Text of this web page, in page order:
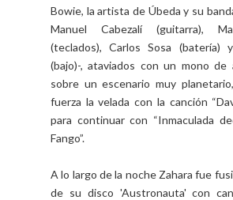
Bowie, la artista de Úbeda y su
Manuel Cabezalí (guitarra),
(teclados), Carlos Sosa (batería)
(bajo)-, ataviados con un mono de
sobre un escenario muy
fuerza la velada con la canción
para continuar con “Inmaculada
Fango”.
A lo largo de la noche Zahara fue
de su disco 'Austronauta' con